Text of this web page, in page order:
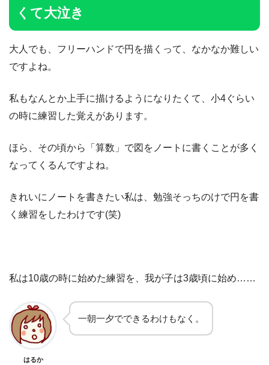
くて大泣き
大人でも、フリーハンドで円を描くって、なかなか難しい
ですよね。
私もなんとか上手に描けるようになりたくて、小4ぐらい
の時に練習した覚えがあります。
ほら、その頃から「算数」で図をノートに書くことが多く
なってくるんですよね。
きれいにノートを書きたい私は、勉強そっちのけで円を書
く練習をしたわけです(笑)
私は10歳の時に始めた練習を、我が子は3歳頃に始め……
はるか
一朝一夕でできるわけもなく。